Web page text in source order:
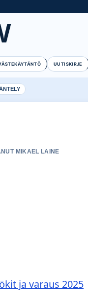
UUTISKIRJE
MIKAEL LAINE
ja varaus 2025